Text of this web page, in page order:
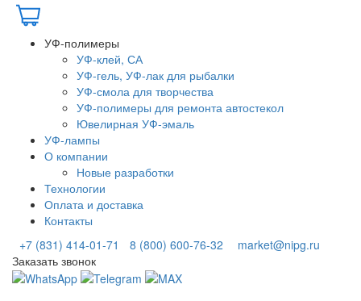
УФ-полимеры
УФ-клей, СА
УФ-гель, УФ-лак для рыбалки
УФ-смола для творчества
УФ-полимеры для ремонта автостекол
Ювелирная УФ-эмаль
УФ-лампы
О компании
Новые разработки
Технологии
Оплата и доставка
Контакты
+7 (831) 414-01-71
8 (800) 600-76-32
market@nipg.ru
Заказать звонок